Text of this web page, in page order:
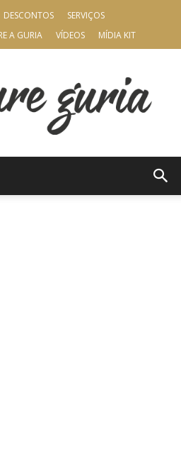
DESCONTOS
SERVIÇOS
A GURIA VÍDEOS MÍDIA KIT